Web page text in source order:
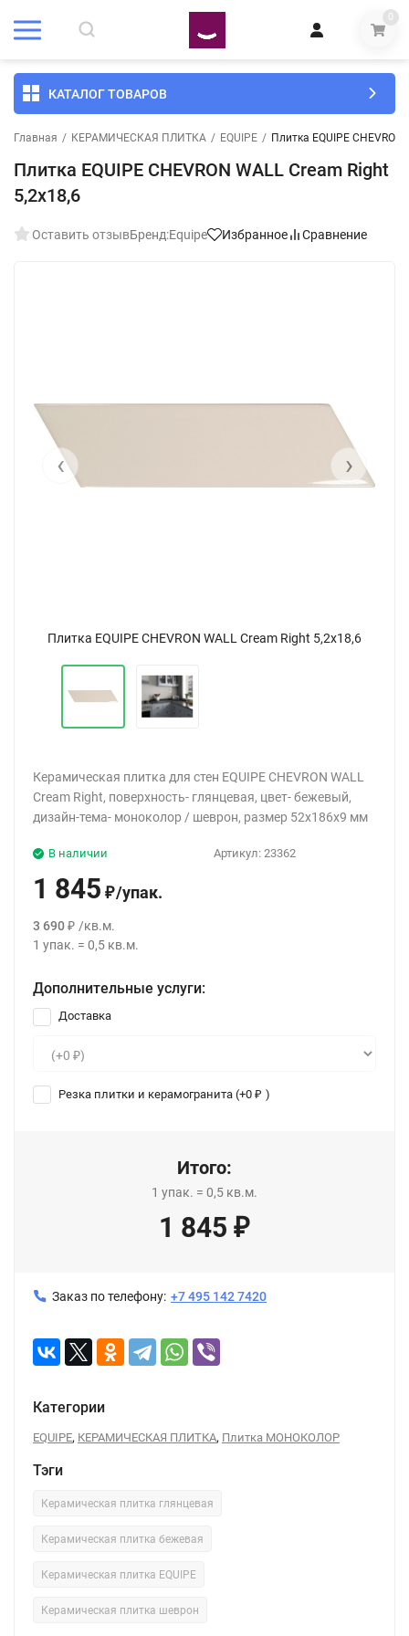
0
КАТАЛОГ ТОВАРОВ
Главная / КЕРАМИЧЕСКАЯ ПЛИТКА / EQUIPE / Плитка EQUIPE
Плитка EQUIPE CHEVRON WALL Cream Right
5,2x18,6
Оставить отзывБренд:Equipe Избранное Сравнение
Плитка EQUIPE CHEVRON WALL Cream Right 5,2x18,6
‹ ›
Керамическая плитка для стен EQUIPE CHEVRON WALL
Cream Right, поверхность- глянцевая, цвет- бежевый,
дизайн-тема- моноколор / шеврон, размер 52х186х9 мм
Артикул: 23362
В наличии
1 845 ₽/упак.
3 690 ₽ /кв.м.
1 упак. = 0,5 кв.м.
Дополнительные услуги:
Доставка
Резка плитки и керамогранита (+0 ₽ )
Итого:
1 упак. = 0,5 кв.м.
1 845 ₽
Заказ по телефону: +7 495 142 7420
Категории
EQUIPE, КЕРАМИЧЕСКАЯ ПЛИТКА, Плитка МОНОКОЛОР
Тэги
Керамическая плитка глянцевая
Керамическая плитка бежевая
Керамическая плитка EQUIPE
Керамическая плитка шеврон